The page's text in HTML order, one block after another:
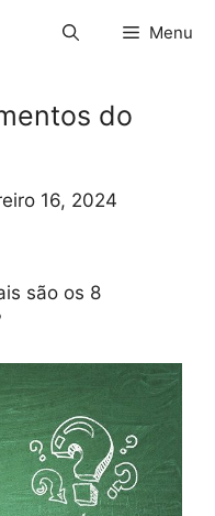
Menu
do
16, 2024
são os 8